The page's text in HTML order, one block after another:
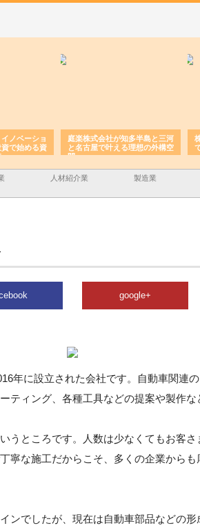
ノベーショ
で始める資
庭楽株式会社が知多半島と三河
と名古屋で叶える理想の外構空
間
人材紹介業 製造業
google+
年に設立された会社です。自動車関連
ティング、各種工具などの提案や製作な
うところです。人数は少なくてもお客
寧な施工だからこそ、多くの企業から
ンでしたが、現在は自動車部品などの